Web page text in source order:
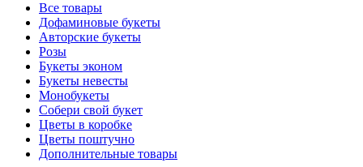
Все товары
Дофаминовые букеты
Авторские букеты
Розы
Букеты эконом
Букеты невесты
Монобукеты
Собери свой букет
Цветы в коробке
Цветы поштучно
Дополнительные товары